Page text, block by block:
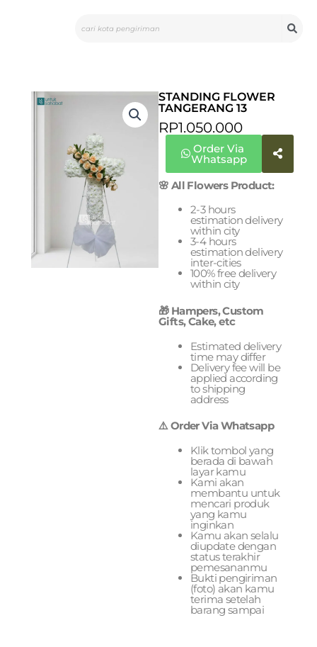
STANDING FLOWER
TANGERANG 13
RP1.050.000
Order Via
Whatsapp
🌸 All Flowers Product:
2-3 hours
estimation delivery
within city
3-4 hours
estimation delivery
inter-cities
100% free delivery
within city
🎁 Hampers, Custom
Gifts, Cake, etc
Estimated delivery
time may differ
Delivery fee will be
applied according
to shipping
address
⚠️ Order Via Whatsapp
Klik tombol yang
berada di bawah
layar kamu
Kami akan
membantu untuk
mencari produk
yang kamu
inginkan
Kamu akan selalu
diupdate dengan
status terakhir
pemesananmu
Bukti pengiriman
(foto) akan kamu
terima setelah
barang sampai